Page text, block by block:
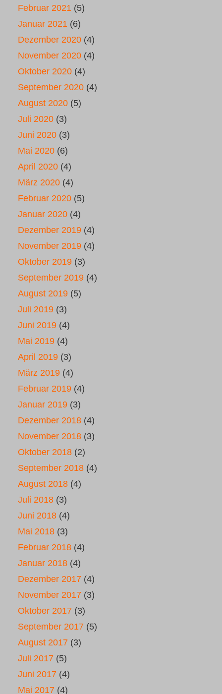
Februar 2021 (5)
Januar 2021 (6)
Dezember 2020 (4)
November 2020 (4)
Oktober 2020 (4)
September 2020 (4)
August 2020 (5)
Juli 2020 (3)
Juni 2020 (3)
Mai 2020 (6)
April 2020 (4)
März 2020 (4)
Februar 2020 (5)
Januar 2020 (4)
Dezember 2019 (4)
November 2019 (4)
Oktober 2019 (3)
September 2019 (4)
August 2019 (5)
Juli 2019 (3)
Juni 2019 (4)
Mai 2019 (4)
April 2019 (3)
März 2019 (4)
Februar 2019 (4)
Januar 2019 (3)
Dezember 2018 (4)
November 2018 (3)
Oktober 2018 (2)
September 2018 (4)
August 2018 (4)
Juli 2018 (3)
Juni 2018 (4)
Mai 2018 (3)
Februar 2018 (4)
Januar 2018 (4)
Dezember 2017 (4)
November 2017 (3)
Oktober 2017 (3)
September 2017 (5)
August 2017 (3)
Juli 2017 (5)
Juni 2017 (4)
Mai 2017 (4)